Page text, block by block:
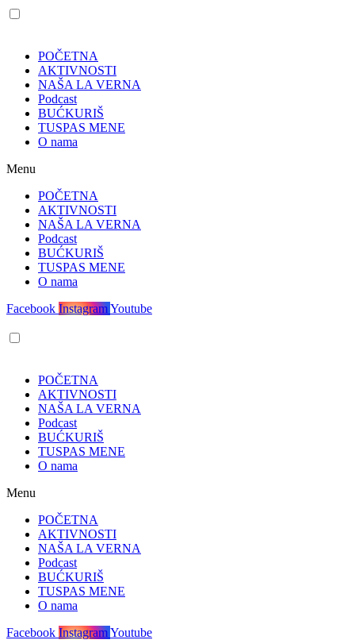
POČETNA
AKTIVNOSTI
NAŠA LA VERNA
Podcast
BUĆKURIŠ
TUSPAS MENE
O nama
Menu
POČETNA
AKTIVNOSTI
NAŠA LA VERNA
Podcast
BUĆKURIŠ
TUSPAS MENE
O nama
Facebook InstagramYoutube
POČETNA
AKTIVNOSTI
NAŠA LA VERNA
Podcast
BUĆKURIŠ
TUSPAS MENE
O nama
Menu
POČETNA
AKTIVNOSTI
NAŠA LA VERNA
Podcast
BUĆKURIŠ
TUSPAS MENE
O nama
Facebook InstagramYoutube